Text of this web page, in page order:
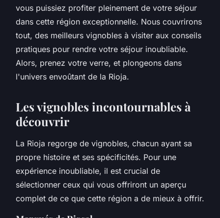
vous puissiez profiter pleinement de votre séjour
dans cette région exceptionnelle. Nous couvrirons
tout, des meilleurs vignobles à visiter aux conseils
pratiques pour rendre votre séjour inoubliable.
Alors, prenez votre verre, et plongeons dans
l'univers envoûtant de la Rioja.
Les vignobles incontournables à
découvrir
La Rioja regorge de vignobles, chacun ayant sa
propre histoire et ses spécificités. Pour une
expérience inoubliable, il est crucial de
sélectionner ceux qui vous offriront un aperçu
complet de ce que cette région a de mieux à offrir.